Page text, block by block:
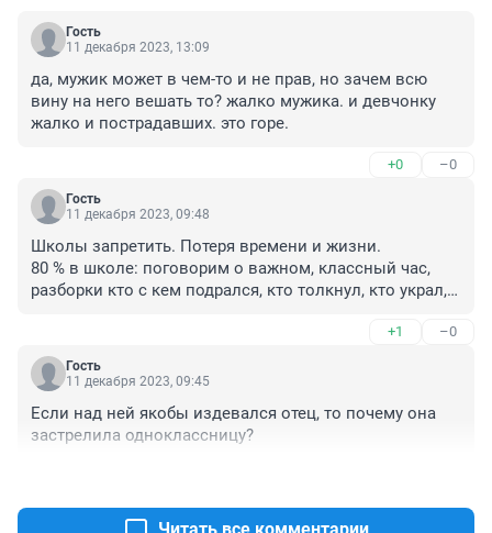
Гость
11 декабря 2023, 13:09
да, мужик может в чем-то и не прав, но зачем всю
вину на него вешать то? жалко мужика. и девчонку
жалко и пострадавших. это горе.
+0 –0
Гость
11 декабря 2023, 09:48
Школы запретить. Потеря времени и жизни.
80 % в школе: поговорим о важном, классный час,
разборки кто с кем подрался, кто толкнул, кто украл,
упал, бесконечные разборки в классе у 14 - летних в
реальном времени и так далее.
Сейчас из - за холодов в зуме учатся по домам сидят,
на вулкане.
Неэффективное использование времени.
+1 –0
Гость
11 декабря 2023, 09:45
Если над ней якобы издевался отец, то почему она
застрелила одноклассницу?